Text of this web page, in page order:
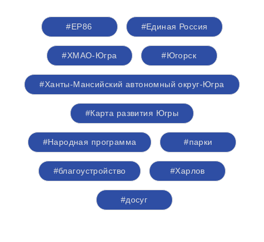
#ЕР86 #Единая Россия
#ХМАО-Югра #Югорск
#Ханты-Мансийский автономный округ-Югра
#Карта развития Югры
#Народная программа #парки
#благоустройство #Харлов
#досуг